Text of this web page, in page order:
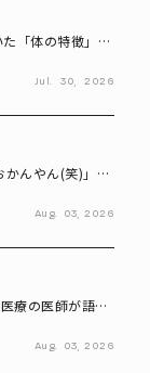
「体の特徴」と
Jul. 30, 2026
んやん(笑)」と
Aug. 03, 2026
療の医師が語る
Aug. 03, 2026